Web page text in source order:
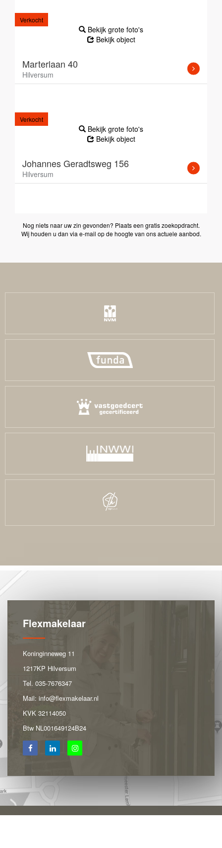
Verkocht
Bekijk grote foto's
Bekijk object
Marterlaan 40
Hilversum
Verkocht
Bekijk grote foto's
Bekijk object
Johannes Geradtsweg 156
Hilversum
Nog niets naar uw zin gevonden? Plaats een gratis zoekopdracht.
Wij houden u dan via e-mail op de hoogte van ons actuele aanbod.
Flexmakelaar
Koninginneweg 11
1217KP Hilversum
Tel. 035-7676347
Mail: info@flexmakelaar.nl
KVK 32114050
Btw NL001649124B24